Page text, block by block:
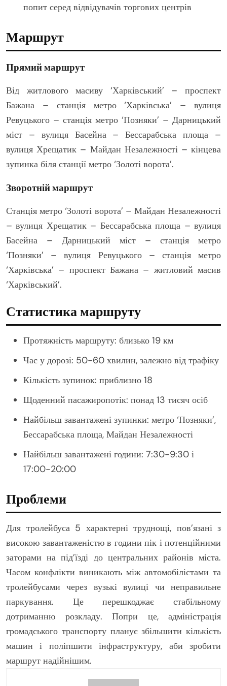
попит серед відвідувачів торгових центрів
Маршрут
Прямий маршрут
Від житлового масиву ‘Харківський’ – проспект
Бажана – станція метро ‘Харківська’ – вулиця
Ревуцького – станція метро ‘Позняки’ – Дарницький
міст – вулиця Басейна – Бессарабська площа –
вулиця Хрещатик – Майдан Незалежності – кінцева
зупинка біля станції метро ‘Золоті ворота’.
Зворотній маршрут
Станція метро ‘Золоті ворота’ – Майдан Незалежності
– вулиця Хрещатик – Бессарабська площа – вулиця
Басейна – Дарницький міст – станція метро
‘Позняки’ – вулиця Ревуцького – станція метро
‘Харківська’ – проспект Бажана – житловий масив
‘Харківський’.
Статистика маршруту
Протяжність маршруту: близько 19 км
Час у дорозі: 50-60 хвилин, залежно від трафіку
Кількість зупинок: приблизно 18
Щоденний пасажиропотік: понад 13 тисяч осіб
Найбільш завантажені зупинки: метро ‘Позняки’,
Бессарабська площа, Майдан Незалежності
Найбільш завантажені години: 7:30-9:30 і
17:00-20:00
Проблеми
Для тролейбуса 5 характерні труднощі, пов’язані з
високою завантаженістю в години пік і потенційними
заторами на під’їзді до центральних районів міста.
Часом конфлікти виникають між автомобілістами та
тролейбусами через вузькі вулиці чи неправильне
паркування. Це перешкоджає стабільному
дотриманню розкладу. Попри це, адміністрація
громадського транспорту планує збільшити кількість
машин і поліпшити інфраструктуру, аби зробити
маршрут надійнішим.